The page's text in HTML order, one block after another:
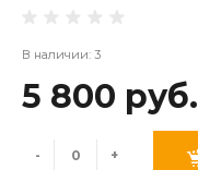
В наличии: 3
5 800 руб.
- +